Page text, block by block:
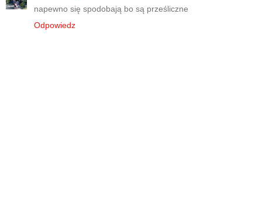
napewno się spodobają bo są prześliczne
Odpowiedz